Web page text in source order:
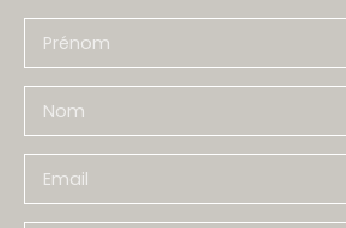
Prénom
Nom
Email